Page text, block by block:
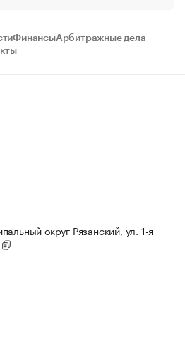
ФинансыАрбитражные дела
округ Рязанский, ул. 1-я